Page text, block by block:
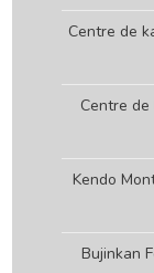
Centre de
Centre
Kendo
Bujinkan